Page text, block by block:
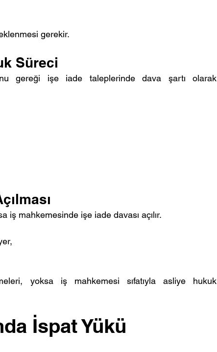
gerekir.
Süreci
gereği işe iade taleplerinde dava şartı olarak
mahkemesinde işe iade davası açılır.
yoksa iş mahkemesi sıfatıyla asliye hukuk
İspat Yükü